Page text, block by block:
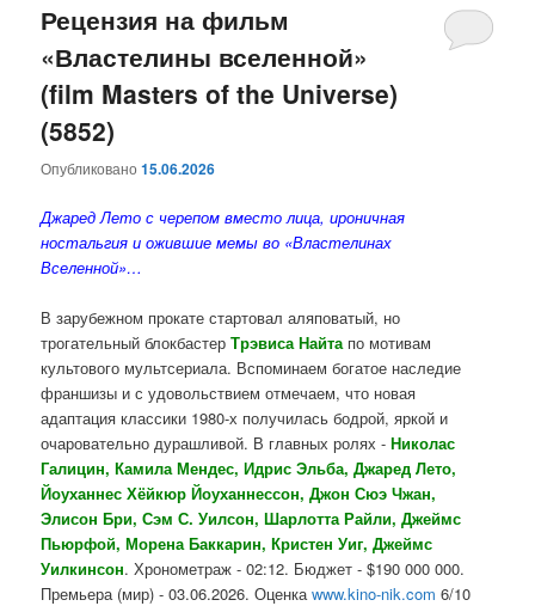
основному
содержимому
дополнительному
содержимому
Рецензия на фильм
«Властелины вселенной»
(film Masters of the Universe)
(5852)
Опубликовано15.06.2026
Джаред Лето с черепом вместо лица, ироничная
ностальгия и ожившие мемы во «Властелинах
Вселенной»…
В зарубежном прокате стартовал аляповатый, но
трогательный блокбастерТрэвиса Найтапо мотивам
культового мультсериала. Вспоминаем богатое наследие
франшизы и с удовольствием отмечаем, что новая
адаптация классики 1980-х получилась бодрой, яркой и
очаровательно дурашливой. В главных ролях -Николас
Галицин, Камила Мендес, Идрис Эльба, Джаред Лето,
Йоуханнес Хёйкюр Йоуханнессон, Джон Сюэ Чжан,
Элисон Бри, Сэм С. Уилсон, Шарлотта Райли, Джеймс
Пьюрфой, Морена Баккарин, Кристен Уиг, Джеймс
Уилкинсон. Хронометраж - 02:12. Бюджет - $190 000 000.
Премьера (мир) - 03.06.2026. Оценкаwww.kino-nik.com 6/10